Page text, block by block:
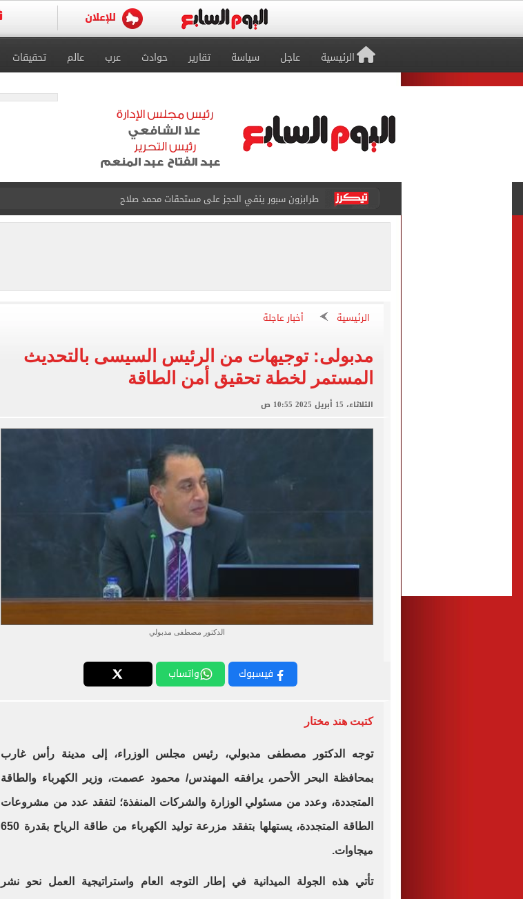
الرئيسية عاجل سياسة تقارير حوادث عرب عالم تحقيقات
طرابزون سبور ينفي الحجز على مستحقات محمد صلاح
منتخب ناشئات كرة اليد يخسر أمام إسبانيا 27 - 26 فى نصف نهائى بطولة العالم
الكشف عن قصر محمد صلاح الفاخر فى طرابزون.. صور
الاتحاد التركي يمنح طرابزون سبور رخصة مشاركة محمد صلاح
برشلونة يطرح تذاكر مواجهة الأهلي على كأس خوان جامبر
الرئيسية أخبار عاجلة
مدبولى: توجيهات من الرئيس السيسى بالتحديث
المستمر لخطة تحقيق أمن الطاقة
الثلاثاء، 15 أبريل 2025 10:55 ص
الدكتور مصطفى مدبولي
فيسبوك واتساب
كتبت هند مختار
توجه الدكتور مصطفى مدبولي، رئيس مجلس الوزراء، إلى مدينة رأس غارب
بمحافظة البحر الأحمر، يرافقه المهندس/ محمود عصمت، وزير الكهرباء والطاقة
المتجددة، وعدد من مسئولي الوزارة والشركات المنفذة؛ لتفقد عدد من مشروعات
الطاقة المتجددة، يستهلها بتفقد مزرعة توليد الكهرباء من طاقة الرياح بقدرة 650
ميجاوات.
تأتي هذه الجولة الميدانية في إطار التوجه العام واستراتيجية العمل نحو نشر